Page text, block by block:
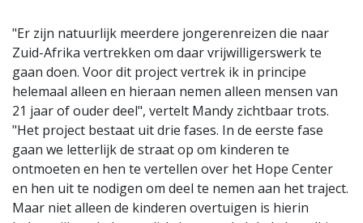
"Er zijn natuurlijk meerdere jongerenreizen die naar
Zuid-Afrika vertrekken om daar vrijwilligerswerk te
gaan doen. Voor dit project vertrek ik in principe
helemaal alleen en hieraan nemen alleen mensen van
21 jaar of ouder deel", vertelt Mandy zichtbaar trots.
"Het project bestaat uit drie fases. In de eerste fase
gaan we letterlijk de straat op om kinderen te
ontmoeten en hen te vertellen over het Hope Center
en hen uit te nodigen om deel te nemen aan het traject.
Maar niet alleen de kinderen overtuigen is hierin